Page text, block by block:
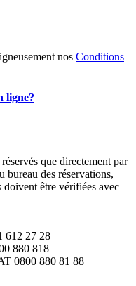
nos Conditions
ligne?
que directement par
bureau des réservations,
être vérifiées avec
612 27 28
880 818
0800 880 81 88